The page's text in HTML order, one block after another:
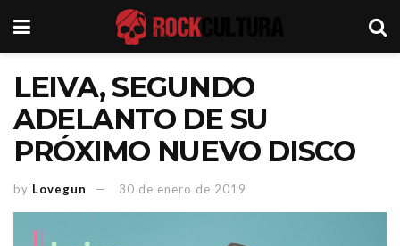
LEIVA, SEGUNDO
ADELANTO DE SU
PRÓXIMO NUEVO DISCO
by Lovegun 30 de enero de 2019